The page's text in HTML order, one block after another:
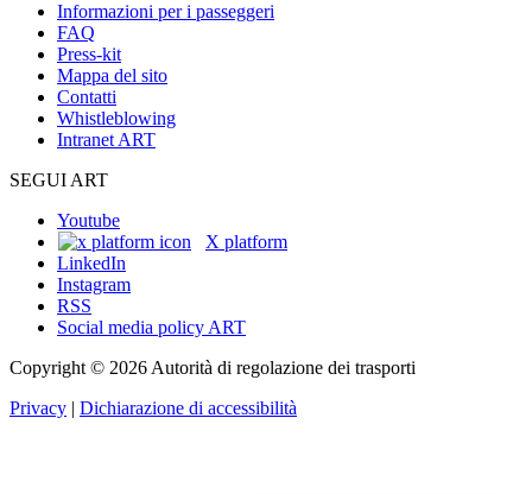
Informazioni per i passeggeri
FAQ
Press-kit
Mappa del sito
Contatti
Whistleblowing
Intranet ART
SEGUI ART
Youtube
X platform
LinkedIn
Instagram
RSS
Social media policy ART
Copyright © 2026 Autorità di regolazione dei trasporti
Privacy | Dichiarazione di accessibilità